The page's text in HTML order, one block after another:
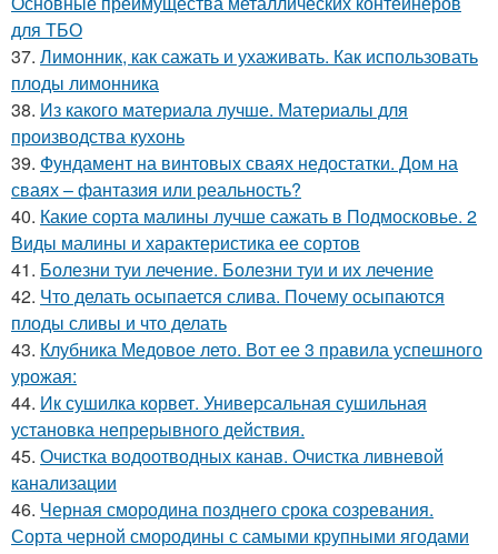
для ТБО
37. Лимонник, как сажать и ухаживать. Как использовать
плоды лимонника
38. Из какого материала лучше. Материалы для
производства кухонь
39. Фундамент на винтовых сваях недостатки. Дом на
сваях – фантазия или реальность?
40. Какие сорта малины лучше сажать в Подмосковье. 2
Виды малины и характеристика ее сортов
41. Болезни туи лечение. Болезни туи и их лечение
42. Что делать осыпается слива. Почему осыпаются
плоды сливы и что делать
43. Клубника Медовое лето. Вот ее 3 правила успешного
урожая:
44. Ик сушилка корвет. Универсальная сушильная
установка непрерывного действия.
45. Очистка водоотводных канав. Очистка ливневой
канализации
46. Черная смородина позднего срока созревания.
Сорта черной смородины с самыми крупными ягодами